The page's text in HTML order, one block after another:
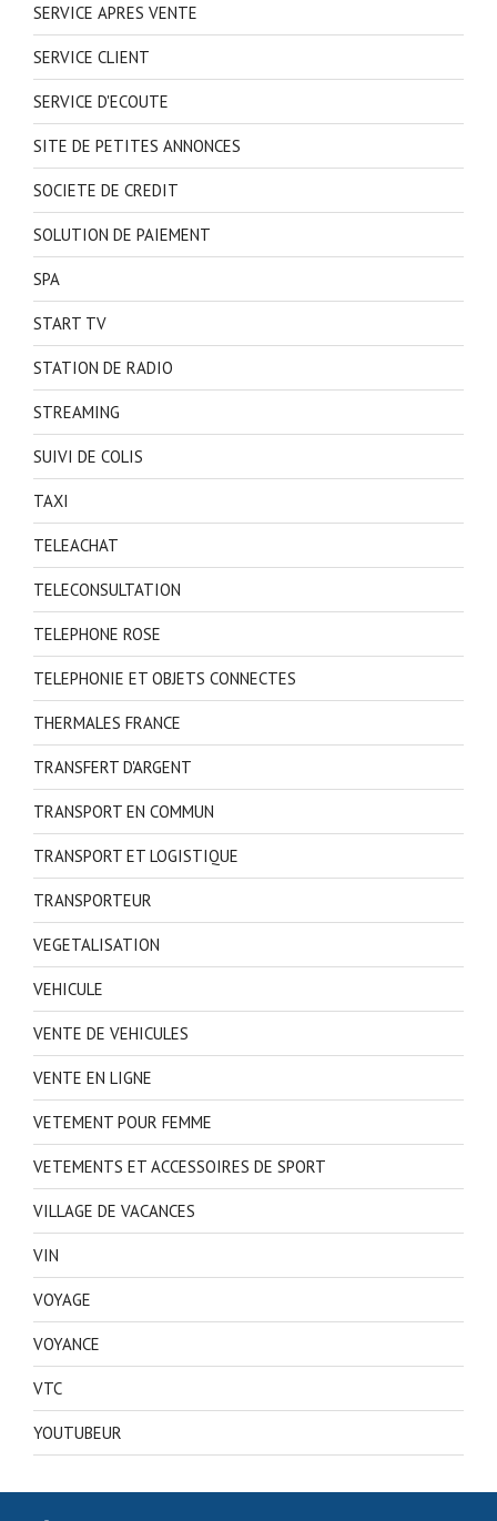
SERVICE APRES VENTE
SERVICE CLIENT
SERVICE D'ECOUTE
SITE DE PETITES ANNONCES
SOCIETE DE CREDIT
SOLUTION DE PAIEMENT
SPA
START TV
STATION DE RADIO
STREAMING
SUIVI DE COLIS
TAXI
TELEACHAT
TELECONSULTATION
TELEPHONE ROSE
TELEPHONIE ET OBJETS CONNECTES
THERMALES FRANCE
TRANSFERT D'ARGENT
TRANSPORT EN COMMUN
TRANSPORT ET LOGISTIQUE
TRANSPORTEUR
VEGETALISATION
VEHICULE
VENTE DE VEHICULES
VENTE EN LIGNE
VETEMENT POUR FEMME
VETEMENTS ET ACCESSOIRES DE SPORT
VILLAGE DE VACANCES
VIN
VOYAGE
VOYANCE
VTC
YOUTUBEUR